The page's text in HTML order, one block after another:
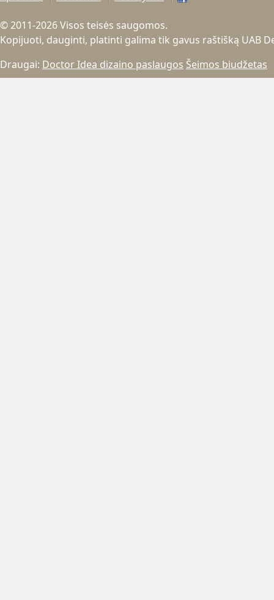
© 2011-2026 Visos teisės saugomos.
Kopijuoti, dauginti, platinti galima tik gavus raštišką UAB
Draugai: Doctor Idea dizaino paslaugos Šeimos biudžetas